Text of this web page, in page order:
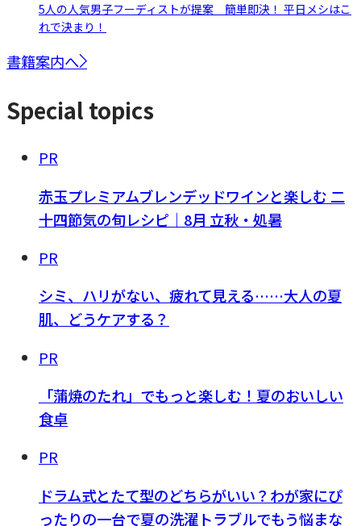
5人の人気男子フーディストが提案 簡単即決！ 平日メシはこ
れで決まり！
書籍案内へ
Special topics
PR
赤玉プレミアムブレンデッドワインと楽しむ 二
十四節気の旬レシピ｜8月 立秋・処暑
PR
シミ、ハリがない、疲れて見える……大人の夏
肌、どうケアする？
PR
「蒲焼のたれ」でもっと楽しむ！夏のおいしい
食卓
PR
ドラム式とたて型のどちらがいい？わが家にぴ
ったりの一台で夏の洗濯トラブルでもう悩まな